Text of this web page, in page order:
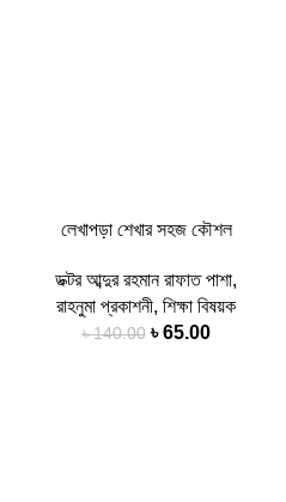
লেখাপড়া শেখার সহজ কৌশল
ডক্টর আব্দুর রহমান রাফাত পাশা,
রাহনুমা প্রকাশনী, শিক্ষা বিষয়ক
৳140.00 ৳65.00